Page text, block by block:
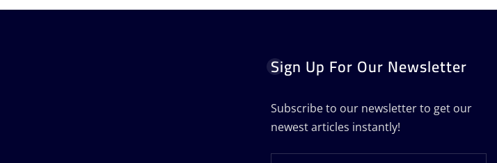
Sign Up For Our Newsletter
Subscribe to our newsletter to get our
newest articles instantly!